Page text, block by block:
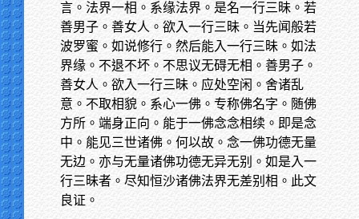
言。法界一相。系缘法界。是名一行三昧。若
善男子。善女人。欲入一行三昧。当先闻般若
波罗蜜。如说修行。然后能入一行三昧。如法
界缘。不退不坏。不思议无碍无相。善男子。
善女人。欲入一行三昧。应处空闲。舍诸乱
意。不取相貌。系心一佛。专称佛名字。随佛
方所。端身正向。能于一佛念念相续。即是念
中。能见三世诸佛。何以故。念一佛功德无量
无边。亦与无量诸佛功德无异无别。如是入一
行三昧者。尽知恒沙诸佛法界无差别相。此文
良证。